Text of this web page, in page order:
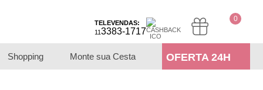
0
TELEVENDAS:
113383-1717
Shopping Monte sua Cesta OFERTA 24H